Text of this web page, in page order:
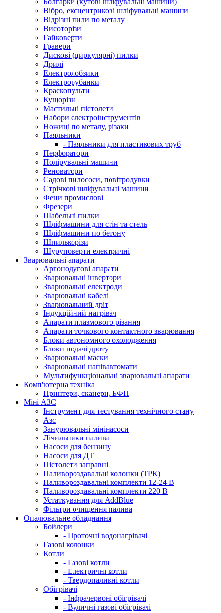
Болгарки (кутові шліфувальні машини)
Вібро, ексцентрикові шліфувальні машини
Відрізні пили по металу
Висоторізи
Гайковерти
Гравери
Дискові (циркулярні) пилки
Дрилі
Електролобзики
Електрорубанки
Краскопульти
Кущорізи
Мастильні пістолети
Набори електроінструментів
Ножиці по металу, різаки
Паяльники
- Паяльники для пластикових труб
Перфоратори
Полірувальні машини
Реноватори
Садові пилососи, повітродувки
Стрічкові шліфувальні машини
Фени промислові
Фрезери
Шабельні пилки
Шліфмашини для стін та стель
Шліфмашини по бетону
Шпилькорізи
Шуруповерти електричні
Зварювальні апарати
Аргонодугові апарати
Зварювальні інвертори
Зварювальні електроди
Зварювальні кабелі
Зварювальний дріт
Індукційний нагрівач
Апарати плазмового різання
Апарати точкового контактного зварювання
Блоки автономного охолодження
Блоки подачі дроту
Зварювальні маски
Зварювальні напівавтомати
Мультифункціональні зварювальні апарати
Комп'ютерна техніка
Принтери, сканери, БФП
Міні АЗС
Інструмент для тестування технічного стану
Азс
Занурювальні мінінасоси
Лічильники палива
Насоси для бензину
Насоси для ДТ
Пістолети заправні
Паливороздавальні колонки (ТРК)
Паливороздавальні комплекти 12-24 В
Паливороздавальні комплекти 220 В
Устаткування для AddBlue
Фільтри очищення палива
Опалювальне обладнання
Бойлери
- Проточні водонагрівачі
Газові колонки
Котли
- Газові котли
- Електричні котли
- Твердопаливні котли
Обігрівачі
- Інфрачервоні обігрівачі
- Вуличні газові обігрівачі